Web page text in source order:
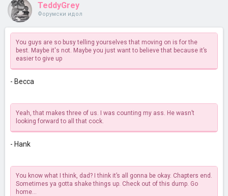
TeddyGrey
Форумски идол
You guys are so busy telling yourselves that moving on is for the
best. Maybe it's not. Maybe you just want to believe that because it’s
easier to give up
- Becca
Yeah, that makes three of us. I was counting my ass. He wasn’t
looking forward to all that cock.
- Hank
You know what I think, dad? I think it’s all gonna be okay. Chapters end.
Sometimes ya gotta shake things up. Check out of this dump. Go
home…